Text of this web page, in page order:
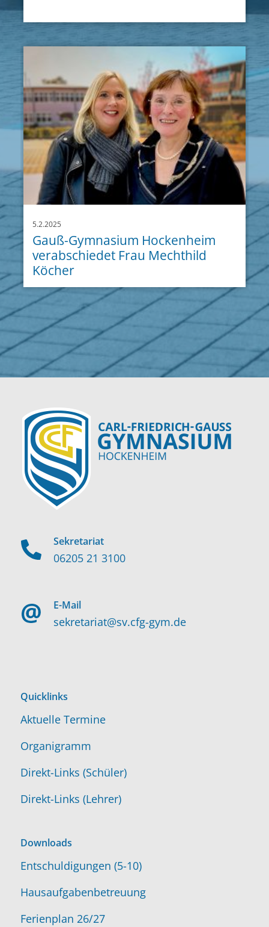
5.2.2025
Gauß-Gymnasium Hockenheim
verabschiedet Frau Mechthild
Köcher
Sekretariat
06205 21 3100
E-Mail
sekretariat@sv.cfg-gym.de
Quicklinks
Aktuelle Termine
Organigramm
Direkt-Links (Schüler)
Direkt-Links (Lehrer)
Downloads
Entschuldigungen (5-10)
Hausaufgabenbetreuung
Ferienplan 26/27